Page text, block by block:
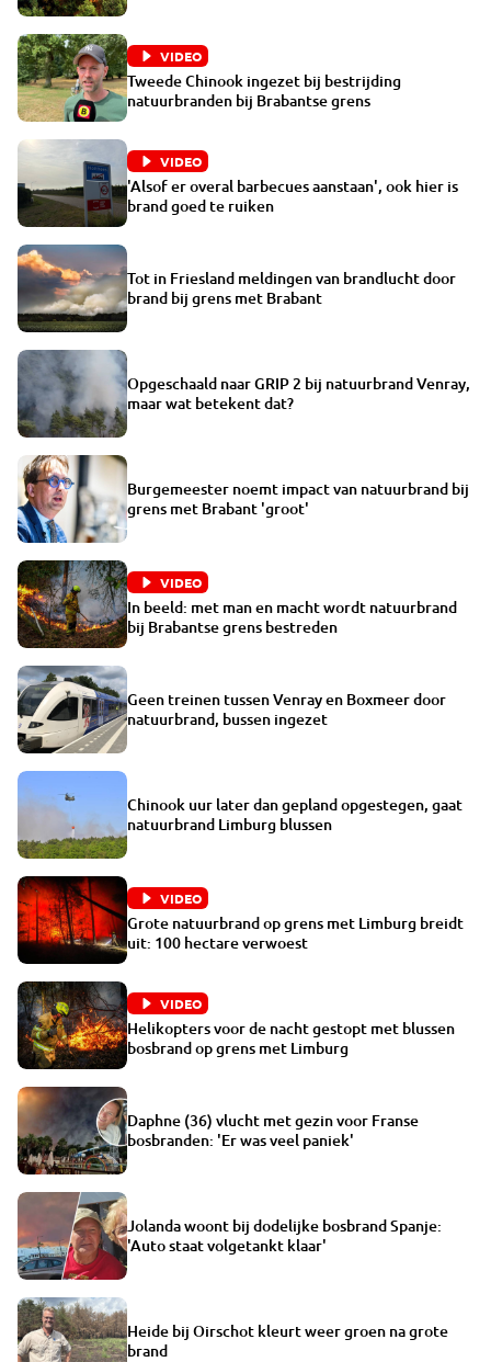
VIDEO
Tweede Chinook ingezet bij bestrijding
natuurbranden bij Brabantse grens
VIDEO
'Alsof er overal barbecues aanstaan', ook hier is
brand goed te ruiken
Tot in Friesland meldingen van brandlucht door
brand bij grens met Brabant
Opgeschaald naar GRIP 2 bij natuurbrand Venray,
maar wat betekent dat?
Burgemeester noemt impact van natuurbrand bij
grens met Brabant 'groot'
VIDEO
In beeld: met man en macht wordt natuurbrand
bij Brabantse grens bestreden
Geen treinen tussen Venray en Boxmeer door
natuurbrand, bussen ingezet
Chinook uur later dan gepland opgestegen, gaat
natuurbrand Limburg blussen
VIDEO
Grote natuurbrand op grens met Limburg breidt
uit: 100 hectare verwoest
VIDEO
Helikopters voor de nacht gestopt met blussen
bosbrand op grens met Limburg
Daphne (36) vlucht met gezin voor Franse
bosbranden: 'Er was veel paniek'
Jolanda woont bij dodelijke bosbrand Spanje:
'Auto staat volgetankt klaar'
Heide bij Oirschot kleurt weer groen na grote
brand